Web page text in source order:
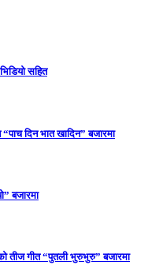
सहित
दिन भात खादिन” बजारमा
बजारमा
तीज गीत “पुतली भुरुभुरु” बजारमा